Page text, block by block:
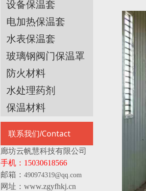
设备保温套
电加热保温套
水表保温套
玻璃钢阀门保温罩
防火材料
水处理药剂
保温材料
联系我们/Contact
廊坊云帆慧科技有限公司
手机：15030618566
邮箱： 490974319@qq.com
网址：www.zgyfhkj.cn